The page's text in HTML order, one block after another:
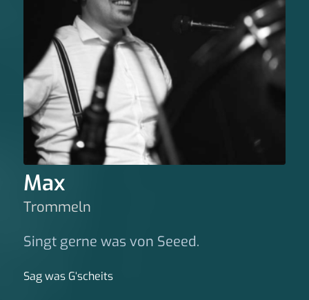
Max
Trommeln
Singt gerne was von Seeed.
Sag was G‘scheits